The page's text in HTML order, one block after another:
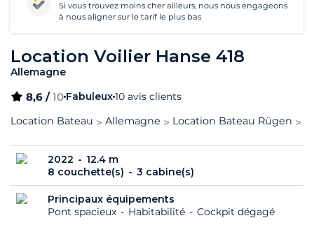
Location Voilier Hanse 418
Allemagne
8,6 /10 Fabuleux10 avis clients
Location Bateau
Allemagne Location Bateau Rügen
2022
12.4 m
8 couchette(s)
3 cabine(s)
Principaux équipements
Pont spacieux
Habitabilité Cockpit dégagé
Si vous trouvez moins cher ailleurs, nous nous engageons
à nous aligner sur le tarif le plus bas